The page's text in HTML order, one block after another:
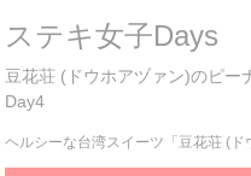
ステキ女子Days
豆花荘 (ドウホアヅァン)のピ
Day4
ヘルシーな台湾スイーツ「豆花荘 (ド